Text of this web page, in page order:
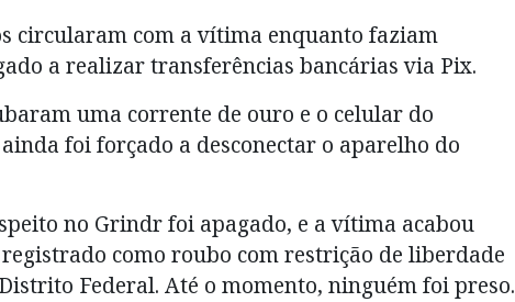
circularam com a vítima enquanto faziam
a realizar transferências bancárias via Pix.
uma corrente de ouro e o celular do
foi forçado a desconectar o aparelho do
no Grindr foi apagado, e a vítima acabou
como roubo com restrição de liberdade
Federal. Até o momento, ninguém foi preso.